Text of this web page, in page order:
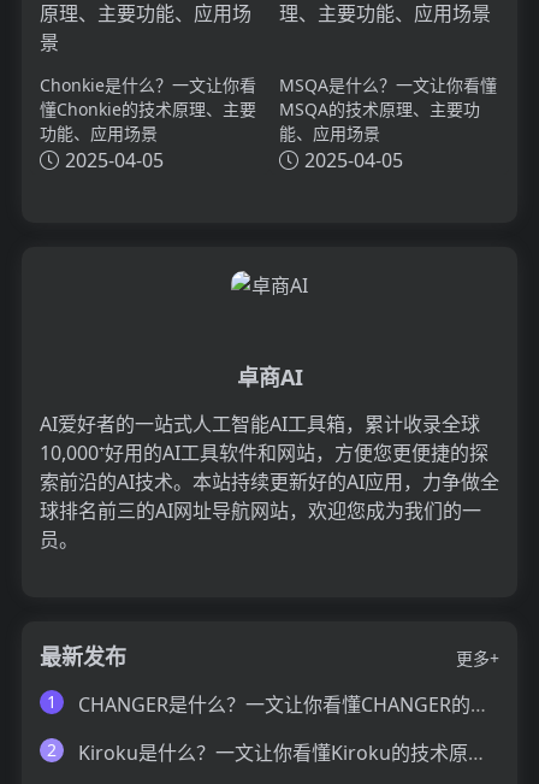
Chonkie是什么？一文让你看
懂Chonkie的技术原理、主要
功能、应用场景
2025-04-05
MSQA是什么？一文让你看懂
MSQA的技术原理、主要功
能、应用场景
2025-04-05
卓商AI
AI爱好者的一站式人工智能AI工具箱，累计收录全球
10,000⁺好用的AI工具软件和网站，方便您更便捷的探
索前沿的AI技术。本站持续更新好的AI应用，力争做全
球排名前三的AI网址导航网站，欢迎您成为我们的一
员。
最新发布
更多+
1
CHANGER是什么？一文让你看懂CHANGER的技术原理、主要功能、应用场景
2 Kiroku是什么？一文让你看懂Kiroku的技术原理、主要功能、应用场景